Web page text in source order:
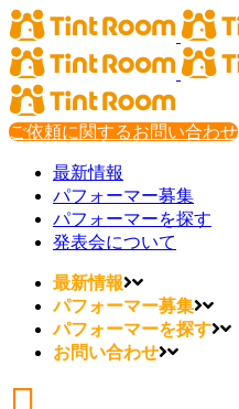
ご依頼に関するお問い合わせ
最新情報
パフォーマー募集
パフォーマーを探す
発表会について
最新情報
パフォーマー募集
パフォーマーを探す
お問い合わせ